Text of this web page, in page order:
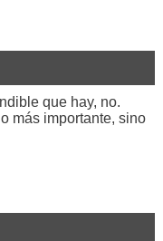
que hay, no.
más importante, sino